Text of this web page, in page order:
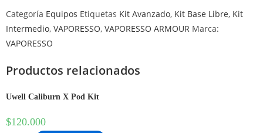
Categoría Equipos Etiquetas Kit Avanzado, Kit Base Libre, Kit
Intermedio, VAPORESSO, VAPORESSO ARMOUR Marca:
VAPORESSO
Productos relacionados
Uwell Caliburn X Pod Kit
$120.000